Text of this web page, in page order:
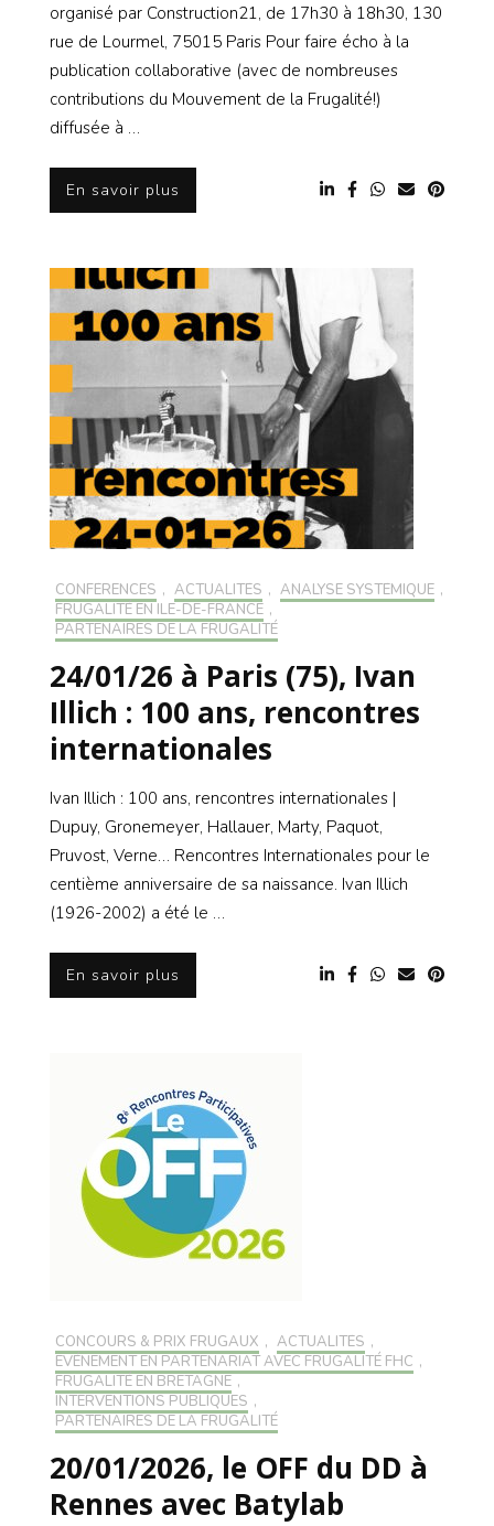
organisé par Construction21, de 17h30 à 18h30, 130
rue de Lourmel, 75015 Paris Pour faire écho à la
publication collaborative (avec de nombreuses
contributions du Mouvement de la Frugalité!)
diffusée à …
En savoir plus
CONFÉRENCES , ACTUALITÉS , ANALYSE SYSTÉMIQUE ,
FRUGALITÉ EN ILE-DE-FRANCE ,
PARTENAIRES DE LA FRUGALITÉ
24/01/26 à Paris (75), Ivan
Illich : 100 ans, rencontres
internationales
Ivan Illich : 100 ans, rencontres internationales |
Dupuy, Gronemeyer, Hallauer, Marty, Paquot,
Pruvost, Verne… Rencontres Internationales pour le
centième anniversaire de sa naissance. Ivan Illich
(1926-2002) a été le …
En savoir plus
CONCOURS & PRIX FRUGAUX , ACTUALITÉS ,
EVÉNEMENT EN PARTENARIAT AVEC FRUGALITÉ FHC ,
FRUGALITÉ EN BRETAGNE ,
INTERVENTIONS PUBLIQUES ,
PARTENAIRES DE LA FRUGALITÉ
20/01/2026, le OFF du DD à
Rennes avec Batylab